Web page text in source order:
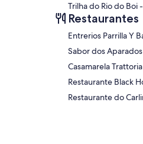
Trilha do Rio do Boi
Restaurantes